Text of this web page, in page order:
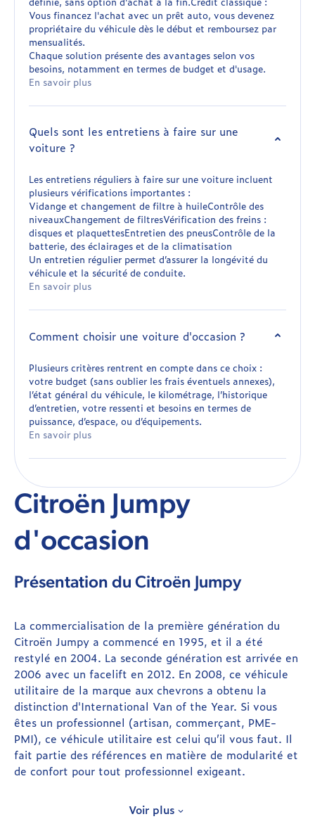
Vous financez l'achat avec un prêt auto, vous devenez
propriétaire du véhicule dès le début et remboursez par
mensualités.
Chaque solution présente des avantages selon vos
besoins, notamment en termes de budget et d'usage.
En savoir plus
Quels sont les entretiens à faire sur une
voiture ?
Les entretiens réguliers à faire sur une voiture incluent
plusieurs vérifications importantes :
Vidange et changement de filtre à huileContrôle des
niveauxChangement de filtresVérification des freins :
disques et plaquettesEntretien des pneusContrôle de la
batterie, des éclairages et de la climatisation
Un entretien régulier permet d’assurer la longévité du
véhicule et la sécurité de conduite.
En savoir plus
Comment choisir une voiture d'occasion ?
Plusieurs critères rentrent en compte dans ce choix :
votre budget (sans oublier les frais éventuels annexes),
l’état général du véhicule, le kilométrage, l’historique
d’entretien, votre ressenti et besoins en termes de
puissance, d’espace, ou d’équipements.
En savoir plus
Citroën Jumpy
d'occasion
Présentation du Citroën Jumpy
La commercialisation de la première génération du
Citroën Jumpy a commencé en 1995, et il a été
restylé en 2004. La seconde génération est arrivée en
2006 avec un facelift en 2012. En 2008, ce véhicule
utilitaire de la marque aux chevrons a obtenu la
distinction d'International Van of the Year. Si vous
êtes un professionnel (artisan, commerçant, PME-
PMI), ce véhicule utilitaire est celui qu’il vous faut. Il
fait partie des références en matière de modularité et
de confort pour tout professionnel exigeant.
Voir plus